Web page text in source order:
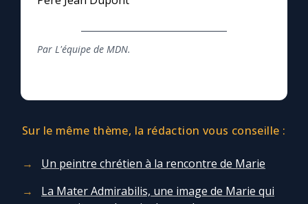
Par L'équipe de MDN.
Sur le même thème, la rédaction vous conseille :
Un peintre chrétien à la rencontre de Marie
La Mater Admirabilis, une image de Marie qui